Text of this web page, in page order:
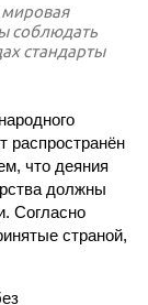
мировая
соблюдать
стандарты
распространён
что деяния
должны
Согласно
страной,